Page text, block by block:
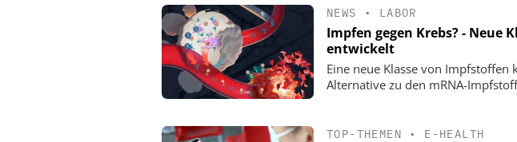
NEWS • LABOR
Impfen gegen Krebs? - Neue
entwickelt
Eine neue Klasse von Impfstoffen
Alternative zu den mRNA-
TOP-THEMEN • E-HEALTH